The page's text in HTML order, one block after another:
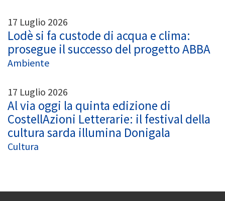
17 Luglio 2026
Lodè si fa custode di acqua e clima:
prosegue il successo del progetto ABBA
Ambiente
17 Luglio 2026
Al via oggi la quinta edizione di
CostellAzioni Letterarie: il festival della
cultura sarda illumina Donigala
Cultura